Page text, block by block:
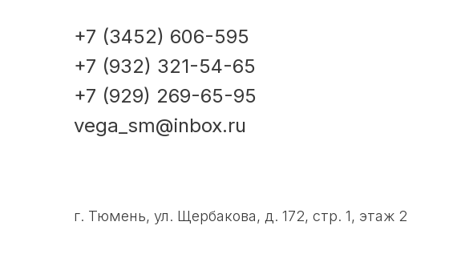
+7 (3452) 606-595
+7 (932) 321-54-65
+7 (929) 269-65-95
vega_sm@inbox.ru
г. Тюмень, ул. Щербакова, д. 172, стр. 1, этаж 2